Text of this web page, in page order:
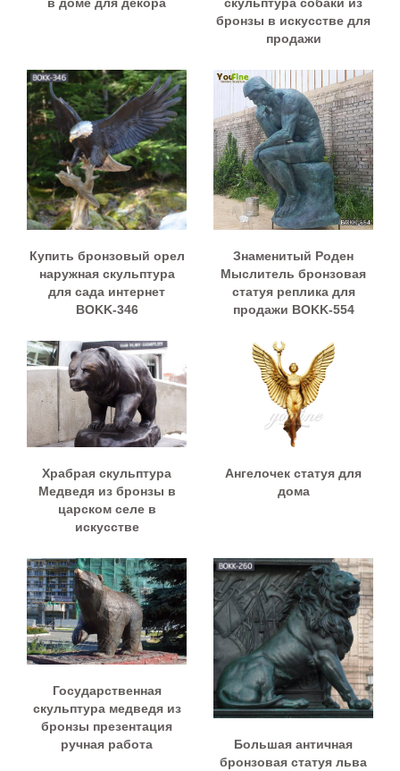
бронзы в искусстве для
продажи
Купить бронзовый орел
наружная скульптура
для сада интернет
BOKK-346
Знаменитый Роден
Мыслитель бронзовая
статуя реплика для
продажи BOKK-554
Храбрая скульптура
Медведя из бронзы в
царском селе в
искусстве
Ангелочек статуя для
дома
Государственная
скульптура медведя из
бронзы презентация
ручная работа
Большая античная
бронзовая статуя льва